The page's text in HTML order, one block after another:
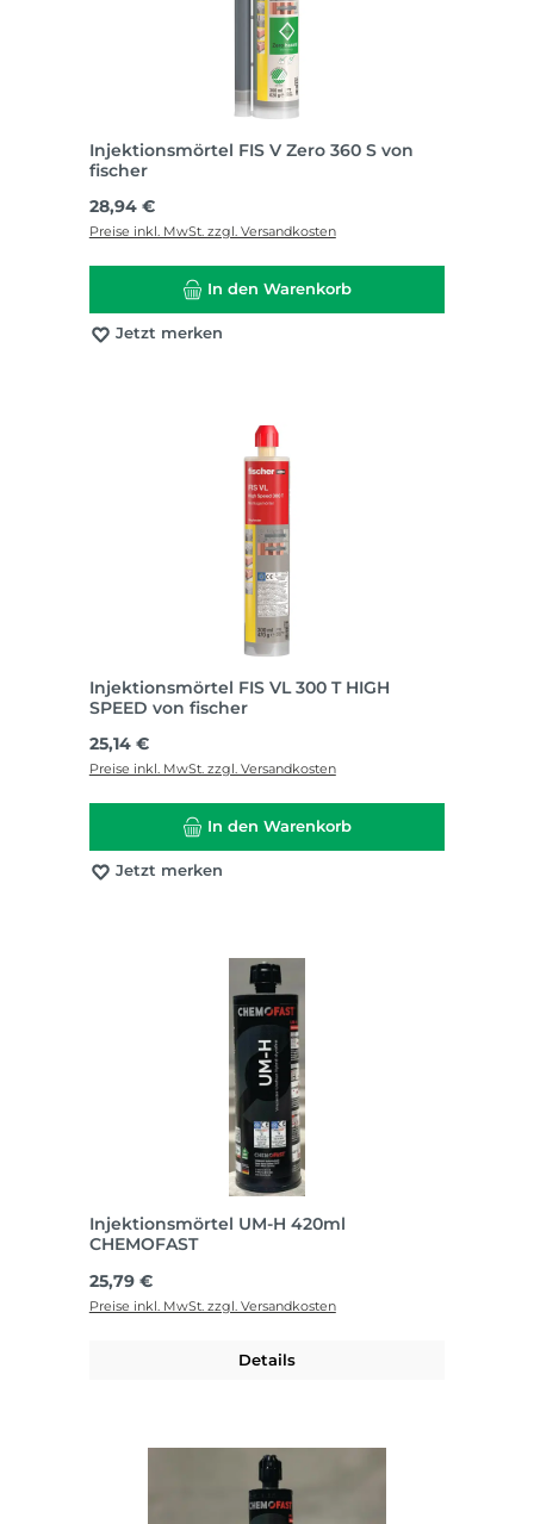
Injektionsmörtel FIS V Zero 360 S von
fischer
Regulärer Preis:
28,94 €
Preise inkl. MwSt. zzgl. Versandkosten
In den Warenkorb
Jetzt merken
Injektionsmörtel FIS VL 300 T HIGH
SPEED von fischer
Regulärer Preis:
25,14 €
Preise inkl. MwSt. zzgl. Versandkosten
In den Warenkorb
Jetzt merken
Injektionsmörtel UM-H 420ml
CHEMOFAST
Regulärer Preis:
25,79 €
Preise inkl. MwSt. zzgl. Versandkosten
Details